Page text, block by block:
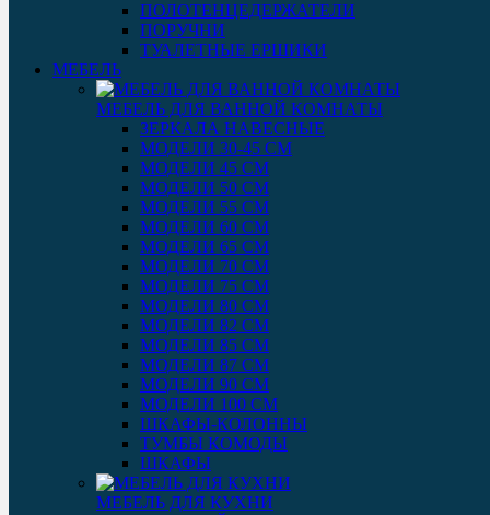
ПОЛОТЕНЦЕДЕРЖАТЕЛИ
ПОРУЧНИ
ТУАЛЕТНЫЕ ЕРШИКИ
МЕБЕЛЬ
МЕБЕЛЬ ДЛЯ ВАННОЙ КОМНАТЫ
ЗЕРКАЛА НАВЕСНЫЕ
МОДЕЛИ 30-45 СМ
МОДЕЛИ 45 СМ
МОДЕЛИ 50 СМ
МОДЕЛИ 55 СМ
МОДЕЛИ 60 СМ
МОДЕЛИ 65 СМ
МОДЕЛИ 70 СМ
МОДЕЛИ 75 СМ
МОДЕЛИ 80 СМ
МОДЕЛИ 82 СМ
МОДЕЛИ 85 СМ
МОДЕЛИ 87 СМ
МОДЕЛИ 90 СМ
МОДЕЛИ 100 СМ
ШКАФЫ-КОЛОННЫ
ТУМБЫ КОМОДЫ
ШКАФЫ
МЕБЕЛЬ ДЛЯ КУХНИ